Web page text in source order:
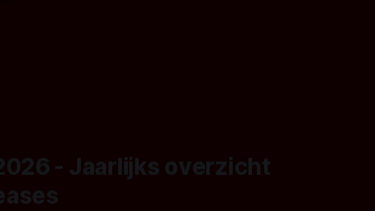
- Jaarlijks overzicht